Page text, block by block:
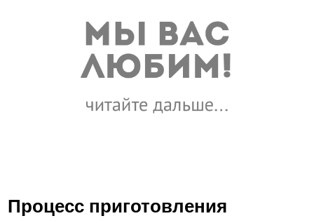
Процесс приготовления